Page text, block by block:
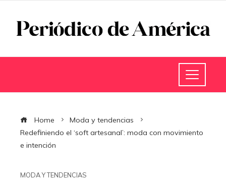
Home
Moda y tendencias
Redefiniendo el ‘soft artesanal’: moda con movimiento
e intención
MODA Y TENDENCIAS